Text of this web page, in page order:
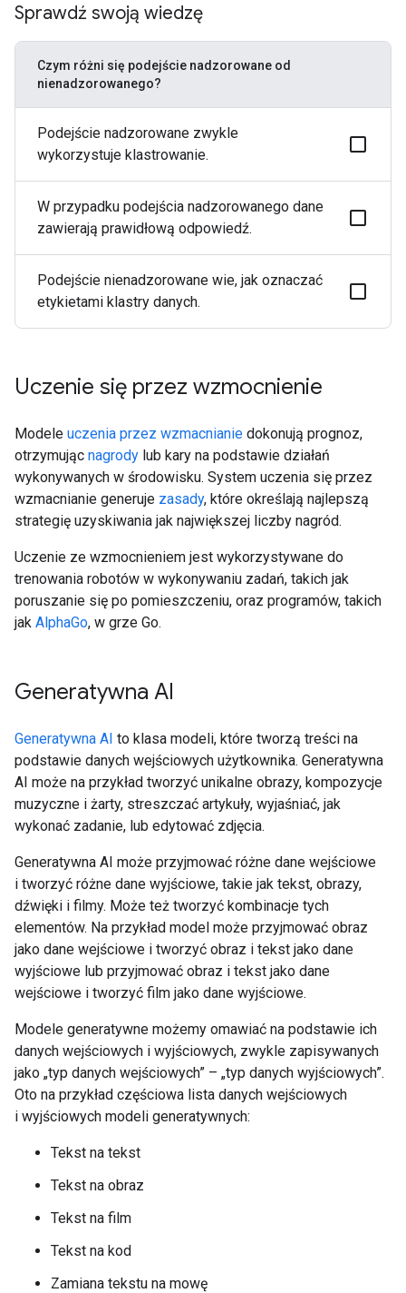
Sprawdź swoją wiedzę
Czym różni się podejście nadzorowane od
nienadzorowanego?
Podejście nadzorowane zwykle
wykorzystuje klastrowanie.
W przypadku podejścia nadzorowanego dane
zawierają prawidłową odpowiedź.
Podejście nienadzorowane wie, jak oznaczać
etykietami klastry danych.
Uczenie się przez wzmocnienie
Modele uczenia przez wzmacnianie dokonują prognoz,
otrzymując nagrody lub kary na podstawie działań
wykonywanych w środowisku. System uczenia się przez
wzmacnianie generuje zasady, które określają najlepszą
strategię uzyskiwania jak największej liczby nagród.
Uczenie ze wzmocnieniem jest wykorzystywane do
trenowania robotów w wykonywaniu zadań, takich jak
poruszanie się po pomieszczeniu, oraz programów, takich
jak AlphaGo, w grze Go.
Generatywna AI
Generatywna AI to klasa modeli, które tworzą treści na
podstawie danych wejściowych użytkownika. Generatywna
AI może na przykład tworzyć unikalne obrazy, kompozycje
muzyczne i żarty, streszczać artykuły, wyjaśniać, jak
wykonać zadanie, lub edytować zdjęcia.
Generatywna AI może przyjmować różne dane wejściowe
i tworzyć różne dane wyjściowe, takie jak tekst, obrazy,
dźwięki i filmy. Może też tworzyć kombinacje tych
elementów. Na przykład model może przyjmować obraz
jako dane wejściowe i tworzyć obraz i tekst jako dane
wyjściowe lub przyjmować obraz i tekst jako dane
wejściowe i tworzyć film jako dane wyjściowe.
Modele generatywne możemy omawiać na podstawie ich
danych wejściowych i wyjściowych, zwykle zapisywanych
jako „typ danych wejściowych” – „typ danych wyjściowych”.
Oto na przykład częściowa lista danych wejściowych
i wyjściowych modeli generatywnych:
Tekst na tekst
Tekst na obraz
Tekst na film
Tekst na kod
Zamiana tekstu na mowę